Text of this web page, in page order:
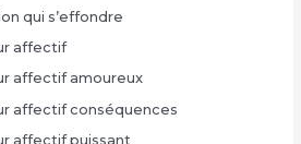
qui s’effondre
affectif
affectif amoureux
affectif conséquences
affectif puissant